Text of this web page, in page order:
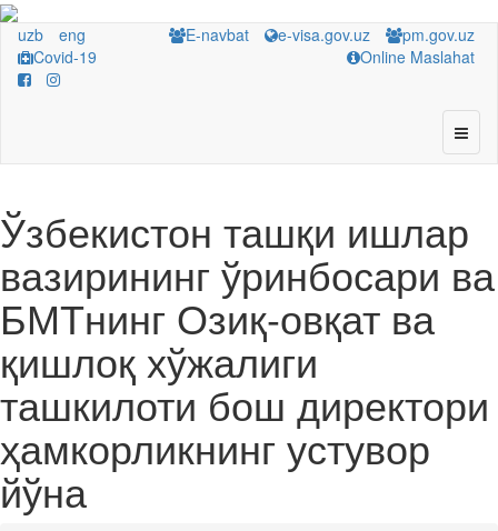
uzb
eng
Covid-19
E-navbat e-visa.gov.uz
pm.gov.uz
Online Maslahat
Ўзбекистон ташқи ишлар
вазирининг ўринбосари ва
БМТнинг Озиқ-овқат ва
қишлоқ хўжалиги
ташкилоти бош директори
ҳамкорликнинг устувор
йўна